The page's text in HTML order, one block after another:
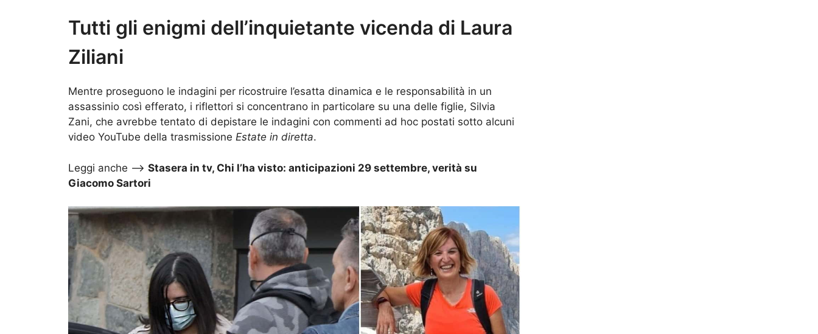
Tutti gli enigmi dell’inquietante vicenda di Laura
Ziliani
Mentre proseguono le indagini per ricostruire l’esatta dinamica e le responsabilità in un
assassinio così efferato, i riflettori si concentrano in particolare su una delle figlie, Silvia
Zani, che avrebbe tentato di depistare le indagini con commenti ad hoc postati sotto alcuni
video YouTube della trasmissione Estate in diretta.
Leggi anche –> Stasera in tv, Chi l’ha visto: anticipazioni 29 settembre, verità su
Giacomo Sartori